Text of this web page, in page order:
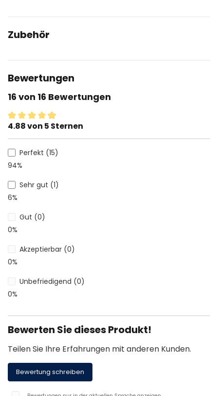
Zubehör
Bewertungen
16 von 16 Bewertungen
Durchschnittliche Bewertung von 4.8 von 5 Sternen
4.88 von 5 Sternen
Perfekt (15)
94%
Sehr gut (1)
6%
Gut (0)
0%
Akzeptierbar (0)
0%
Unbefriedigend (0)
0%
Bewerten Sie dieses Produkt!
Teilen Sie Ihre Erfahrungen mit anderen Kunden.
Bewertung schreiben